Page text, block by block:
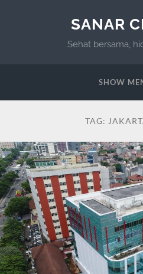
SANAR
Sehat bersama,
SHOW
TAG: